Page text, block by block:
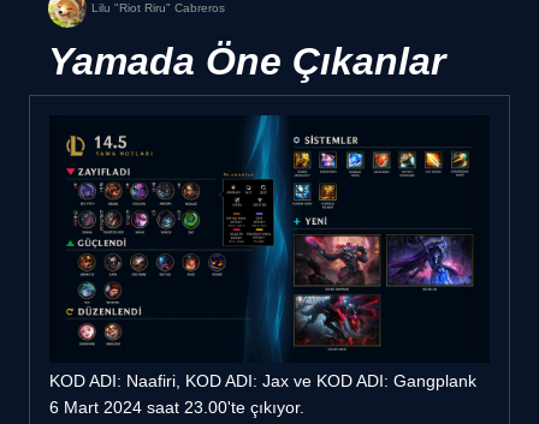
Lilu "Riot Riru" Cabreros
Yamada Öne Çıkanlar
KOD ADI: Naafiri, KOD ADI: Jax ve KOD ADI: Gangplank
6 Mart 2024 saat 23.00'te çıkıyor.